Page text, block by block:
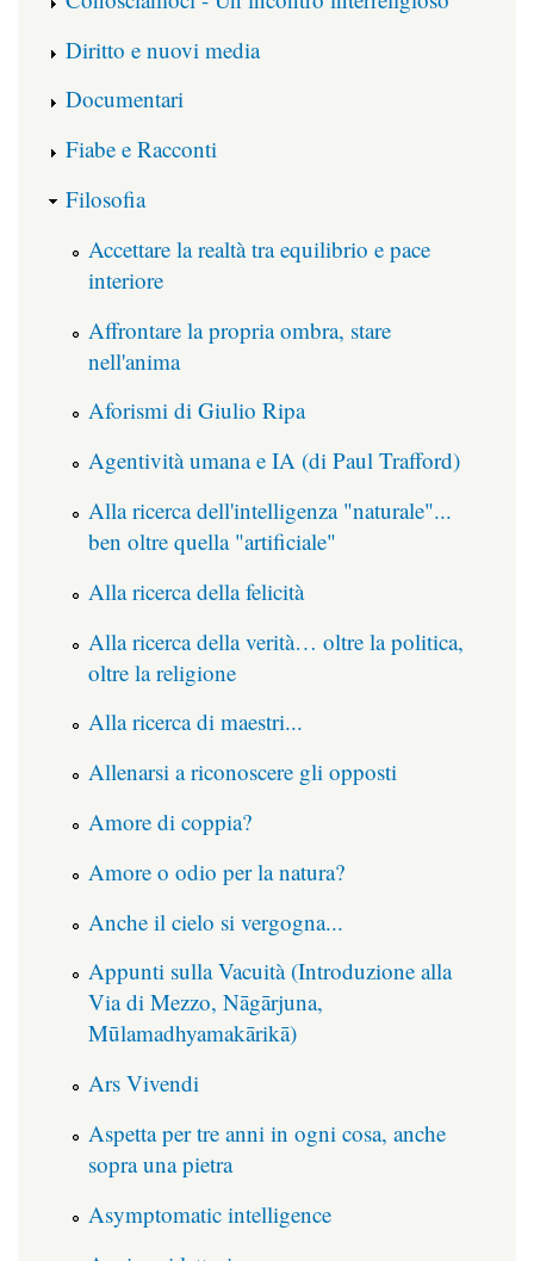
Diritto e nuovi media
Documentari
Fiabe e Racconti
Filosofia
Accettare la realtà tra equilibrio e pace
interiore
Affrontare la propria ombra, stare
nell'anima
Aforismi di Giulio Ripa
Agentività umana e IA (di Paul Trafford)
Alla ricerca dell'intelligenza "naturale"...
ben oltre quella "artificiale"
Alla ricerca della felicità
Alla ricerca della verità… oltre la politica,
oltre la religione
Alla ricerca di maestri...
Allenarsi a riconoscere gli opposti
Amore di coppia?
Amore o odio per la natura?
Anche il cielo si vergogna...
Appunti sulla Vacuità (Introduzione alla
Via di Mezzo, Nāgārjuna,
Mūlamadhyamakārikā)
Ars Vivendi
Aspetta per tre anni in ogni cosa, anche
sopra una pietra
Asymptomatic intelligence